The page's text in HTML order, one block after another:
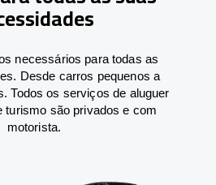
necessários para todas as
Desde carros pequenos a
Todos os serviços de aluguer
turismo são privados e com
motorista.